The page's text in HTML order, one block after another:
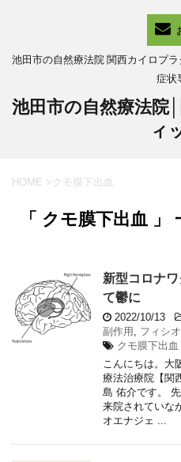
池田市の自然療法院 関西カイロプ
症状
池田市の自然療法院
ィ
HOME > クモ膜下出血
「 クモ膜下出血 」
新型コロナ
て鬱に
2022/10/13
副作用
フィシ
クモ膜下出血
こんにちは。大
療法治療院【関
島 佑介です。
来院されていな
オエナジェ ...